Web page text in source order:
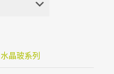
水晶玻系列